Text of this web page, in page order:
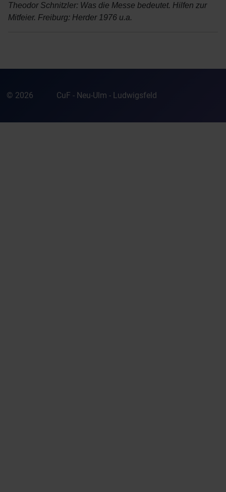
Theodor Schnitzler: Was die Messe bedeutet. Hilfen zur
Mitfeier. Freiburg: Herder 1976 u.a.
© 2026 CuF - Neu-Ulm - Ludwigsfeld